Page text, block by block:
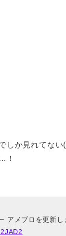
しか見れてな
！
アメブロを更新し